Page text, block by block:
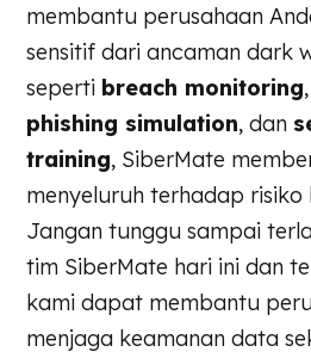
membantu perusahaan
sensitif dari ancaman dark
seperti breach monitoring,
phishing simulation, dan
training, SiberMate
menyeluruh terhadap
Jangan tunggu sampai
tim SiberMate hari ini dan
kami dapat membantu
menjaga keamanan data